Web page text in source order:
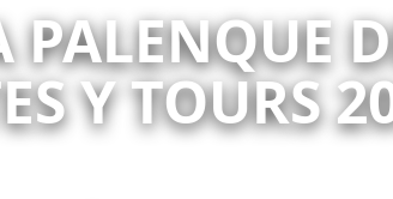
PALENQUE
Y TOURS